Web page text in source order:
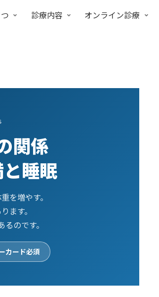
診療内容 オンライン診療
関係
睡眠
を増やす。
ます。
のです。
カード必須